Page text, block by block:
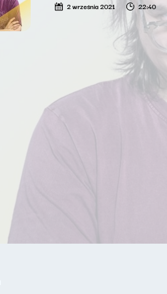
2 września 2021 22:40